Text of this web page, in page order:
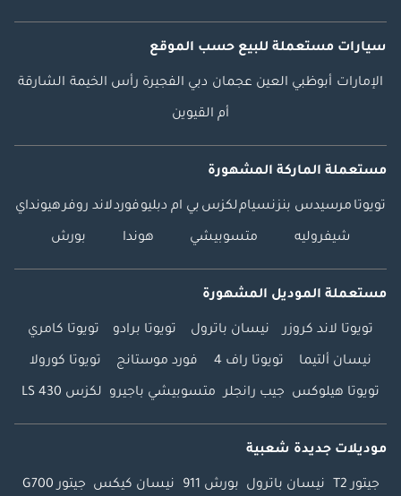
سيارات مستعملة للبيع حسب الموقع
الإمارات أبوظبي العين عجمان دبي الفجيرة رأس الخيمة الشارقة
أم القيوين
مستعملة الماركة المشهورة
تويوتا مرسيدس بنزنسياملكزس بي ام دبليوفوردلاند روفرهيونداي
شيفروليه متسوبيشي هوندا بورش
مستعملة الموديل المشهورة
تويوتا لاند كروزر نيسان باترول تويوتا برادو تويوتا كامري
نيسان ألتيما تويوتا راف 4 فورد موستانج تويوتا كورولا
تويوتا هيلوكس جيب رانجلر متسوبيشي باجيرو لكزس LS 430
موديلات جديدة شعبية
جيتور T2 نيسان باترول بورش 911 نيسان كيكس جيتور G700